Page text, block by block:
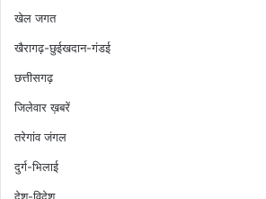
खेल जगत
खैरागढ़-छुईखदान-गंडई
छत्तीसगढ़
जिलेवार ख़बरें
तरेगांव जंगल
दुर्ग-भिलाई